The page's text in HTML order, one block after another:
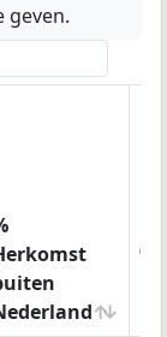
geven.
%